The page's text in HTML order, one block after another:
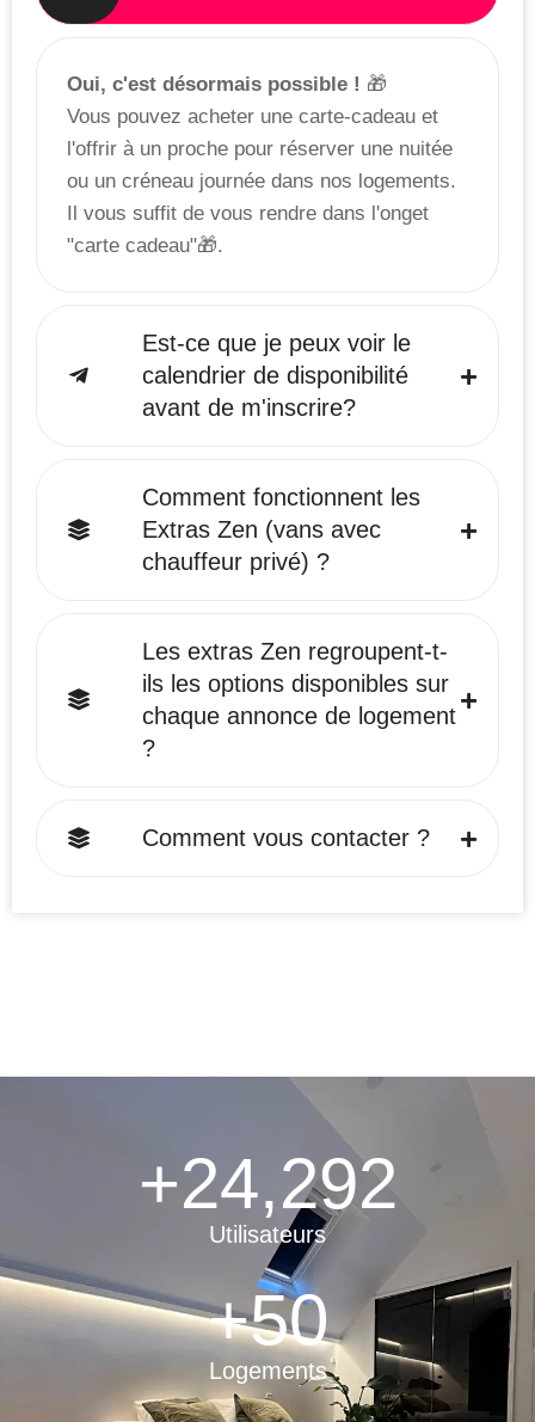
Oui, c'est désormais possible ! 🎁
Vous pouvez acheter une carte-cadeau et
l'offrir à un proche pour réserver une nuitée
ou un créneau journée dans nos logements.
Il vous suffit de vous rendre dans l'onget
"carte cadeau"🎁.
Est-ce que je peux voir le
calendrier de disponibilité
avant de m'inscrire?
Comment fonctionnent les
Extras Zen (vans avec
chauffeur privé) ?
Les extras Zen regroupent-t-
ils les options disponibles sur
chaque annonce de logement
?
Comment vous contacter ?
Utilisateurs
+24,292
Logements
+50